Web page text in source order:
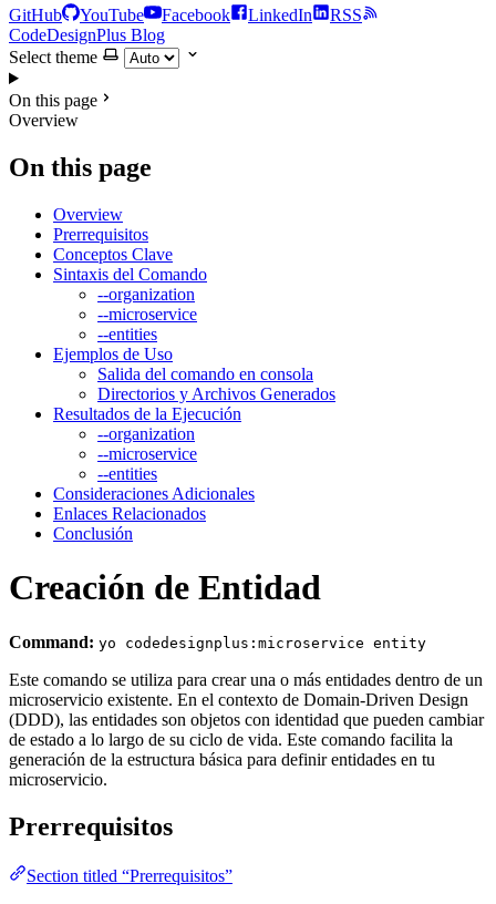
GitHub YouTube Facebook LinkedIn
RSS
CodeDesignPlus Blog
Select theme
On this page
Overview
On this page
Overview
Prerrequisitos
Conceptos Clave
Sintaxis del Comando
--organization
--microservice
--entities
Ejemplos de Uso
Salida del comando en consola
Directorios y Archivos Generados
Resultados de la Ejecución
--organization
--microservice
--entities
Consideraciones Adicionales
Enlaces Relacionados
Conclusión
Creación de Entidad
Command: yo codedesignplus:microservice entity
Este comando se utiliza para crear una o más entidades dentro de un
microservicio existente. En el contexto de Domain-Driven Design
(DDD), las entidades son objetos con identidad que pueden cambiar
de estado a lo largo de su ciclo de vida. Este comando facilita la
generación de la estructura básica para definir entidades en tu
microservicio.
Prerrequisitos
Section titled “Prerrequisitos”